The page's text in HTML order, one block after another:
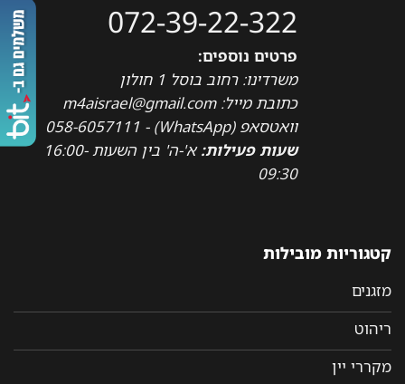
072-39-22-322
פרטים נוספים:
משרדינו: רחוב בוסל 1 חולון
כתובת מייל: m4aisrael@gmail.com
וואטסאפ (WhatsApp) - 058-6057111
שעות פעילות:
א'-ה' בין השעות 16:00-
09:30
קטגוריות מובילות
מזגנים
ריהוט
מקררי יין